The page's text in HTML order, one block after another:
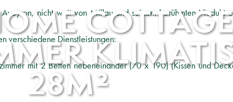
28M²
nicht weit von Millau und seinem berühmten Viadukt
verschiedene Dienstleistungen:
mit 2 Betten nebeneinander (70 x 190) (Kissen und